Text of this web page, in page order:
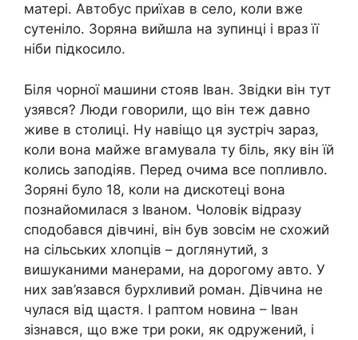
матері. Автобус приїхав в село, коли вже
сутеніло. Зоряна вийшла на зупинці і враз її
ніби підкосило.
Біля чорної машини стояв Іван. Звідки він тут
узявся? Люди говорили, що він теж давно
живе в столиці. Ну навіщо ця зустріч зараз,
коли вона майже вгамувала ту біль, яку він їй
колись заподіяв. Перед очима все попливло.
Зоряні було 18, коли на дискотеці вона
познайомилася з Іваном. Чоловік відразу
сподобався дівчині, він був зовсім не схожий
на сільських хлопців – доглянутий, з
вишуканими манерами, на дорогому авто. У
них зав’язався бурхливий роман. Дівчина не
чулася від щастя. І раптом новина – Іван
зізнався, що вже три роки, як одружений, і